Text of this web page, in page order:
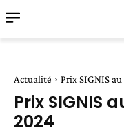
Actualité Prix SIGNIS
Prix SIGNIS
2024